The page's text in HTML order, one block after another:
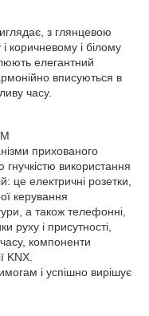
з глянцевою
коричневому і білому
елегантний
вписуються в
часу.
прихованого
використання
це електричні розетки,
керування
а також телефонні,
руху і присутності,
компоненти
KNX.
і успішно вирішує